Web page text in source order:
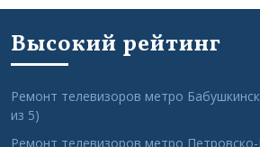
Высокий рейтинг
Ремонт телевизоров метро
из 5)
Ремонт телевизоров метро